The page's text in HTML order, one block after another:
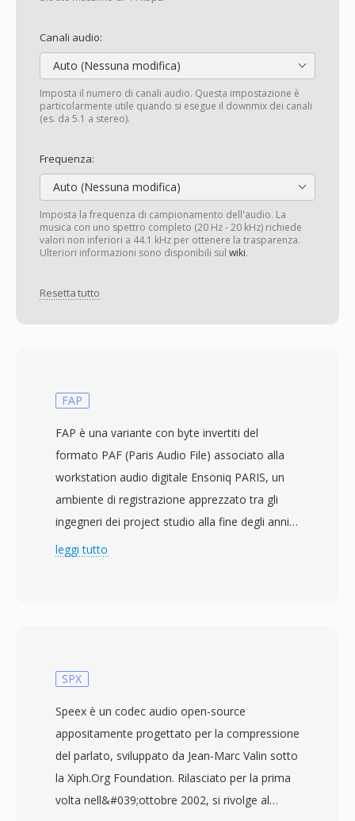
Canali audio:
Auto (Nessuna modifica)
Imposta il numero di canali audio. Questa impostazione è
particolarmente utile quando si esegue il downmix dei canali
(es. da 5.1 a stereo).
Frequenza:
Auto (Nessuna modifica)
Imposta la frequenza di campionamento dell'audio. La
musica con uno spettro completo (20 Hz - 20 kHz) richiede
valori non inferiori a 44.1 kHz per ottenere la trasparenza.
Ulteriori informazioni sono disponibili sul wiki.
Resetta tutto
FAP
FAP è una variante con byte invertiti del
formato PAF (Paris Audio File) associato alla
workstation audio digitale Ensoniq PARIS, un
ambiente di registrazione apprezzato tra gli
ingegneri dei project studio alla fine degli anni
&#039;90. Mentre il PAF standard memorizza i
non compresso fino a 24 bit di profondità e 96
fedeltà da studio. Poichè non c&#039;è alcuna
fase di codifica lossy, le registrazioni
sopravvivono a cicli di editing illimitati senza
perdita generazionale — una proprietà critica
durante tracking e mixaggio. L&#039;utilità a
leggi tutto
SPX
Speex è un codec audio open-source
appositamente progettato per la compressione
del parlato, sviluppato da Jean-Marc Valin sotto
la Xiph.Org Foundation. Rilasciato per la prima
volta nell&#039;ottobre 2002, si rivolge al